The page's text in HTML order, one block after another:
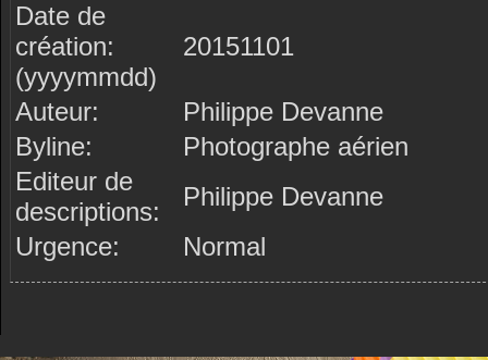
Date de
création:
(yyyymmdd)
20151101
Auteur:
Philippe Devanne
Byline:
Photographe aérien
Editeur de
descriptions:
Philippe Devanne
Urgence:
Normal